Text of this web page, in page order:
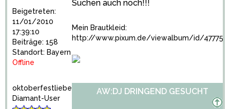
Beigetreten:
11/01/2010
17:39:10
Beiträge: 158
Standort: Bayern
Offline
Suchen auch noch!!!
Mein Brautkleid:
http://www.pixum.de/viewalbum/id/
oktoberfestliebe
Diamant-User
AW:DJ DRINGEND GESUCHT